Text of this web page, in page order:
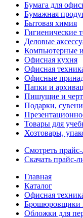
Бумага для
Бумажная
Бытовая химия
Гигиенические
Деловые
Компьютерные
Офисная кухня
Офисная
Офисные
Папки и
Пишущие и
Подарки,
Товары для
Хозтовары,
Смотреть
Скачать прайс-
Главная
Каталог
Офисная
Брошюровщики
Обложки для